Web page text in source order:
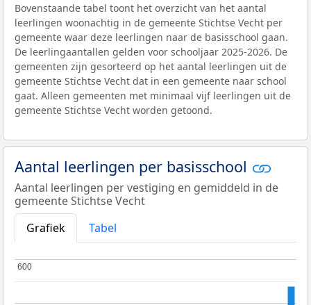
Bovenstaande tabel toont het overzicht van het aantal
leerlingen woonachtig in de gemeente Stichtse Vecht per
gemeente waar deze leerlingen naar de basisschool gaan.
De leerlingaantallen gelden voor schooljaar 2025-2026. De
gemeenten zijn gesorteerd op het aantal leerlingen uit de
gemeente Stichtse Vecht dat in een gemeente naar school
gaat. Alleen gemeenten met minimaal vijf leerlingen uit de
gemeente Stichtse Vecht worden getoond.
Aantal leerlingen per basisschool
Aantal leerlingen per vestiging en gemiddeld in de
gemeente Stichtse Vecht
Grafiek
Tabel
600
600